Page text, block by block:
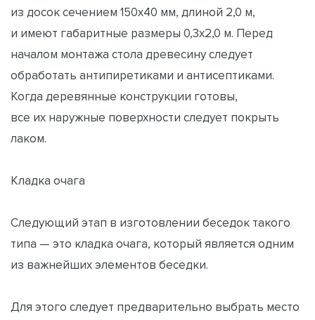
из досок сечением 150х40 мм, длиной 2,0 м,
и имеют габаритные размеры 0,3х2,0 м. Перед
началом монтажа стола древесину следует
обработать антипиретиками и антисептиками.
Когда деревянные конструкции готовы,
все их наружные поверхности следует покрыть
лаком.
Кладка очага
Следующий этап в изготовлении беседок такого
типа — это кладка очага, который является одним
из важнейших элементов беседки.
Для этого следует предварительно выбрать место